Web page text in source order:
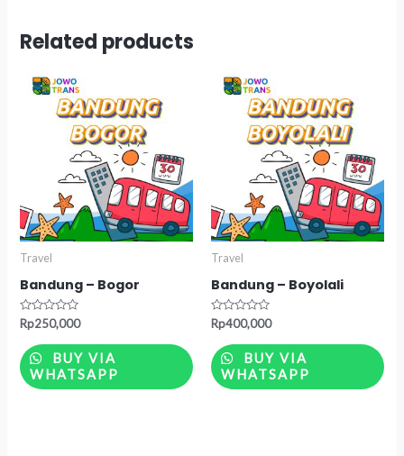
Related products
Travel
Bandung – Bogor
Rated
0
out
of
5
Rp250,000
BUY VIA
WHATSAPP
Travel
Bandung – Boyolali
Rated
0
out
of
5
Rp400,000
BUY VIA
WHATSAPP